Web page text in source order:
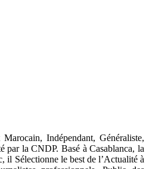
Indépendant, Généraliste,
par la CNDP. Basé à Casablanca, la
il Sélectionne le best de l’Actualité à